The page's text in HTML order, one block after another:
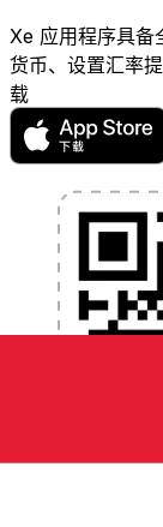
Xe 应用程序具备
货币、设置汇率
载